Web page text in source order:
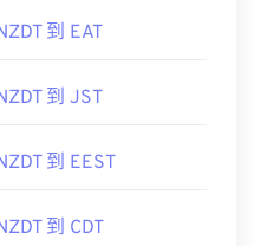
到 EAT
到 JST
到 EEST
到 CDT